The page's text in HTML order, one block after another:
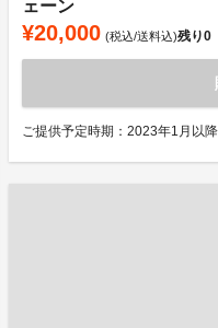
ェーン
¥20,000 (税込/送料込)残り0
ご提供予定時期：2023年1月以